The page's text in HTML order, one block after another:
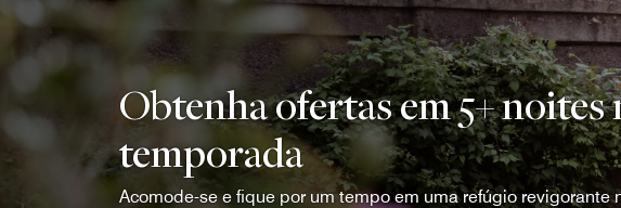
Obtenha ofertas em 5+ noites
temporada
Acomode-se e fique por um tempo em uma refúgio revigorante